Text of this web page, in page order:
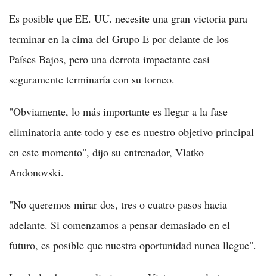
Es posible que EE. UU. necesite una gran victoria para
terminar en la cima del Grupo E por delante de los
Países Bajos, pero una derrota impactante casi
seguramente terminaría con su torneo.
"Obviamente, lo más importante es llegar a la fase
eliminatoria ante todo y ese es nuestro objetivo principal
en este momento", dijo su entrenador, Vlatko
Andonovski.
"No queremos mirar dos, tres o cuatro pasos hacia
adelante. Si comenzamos a pensar demasiado en el
futuro, es posible que nuestra oportunidad nunca llegue".